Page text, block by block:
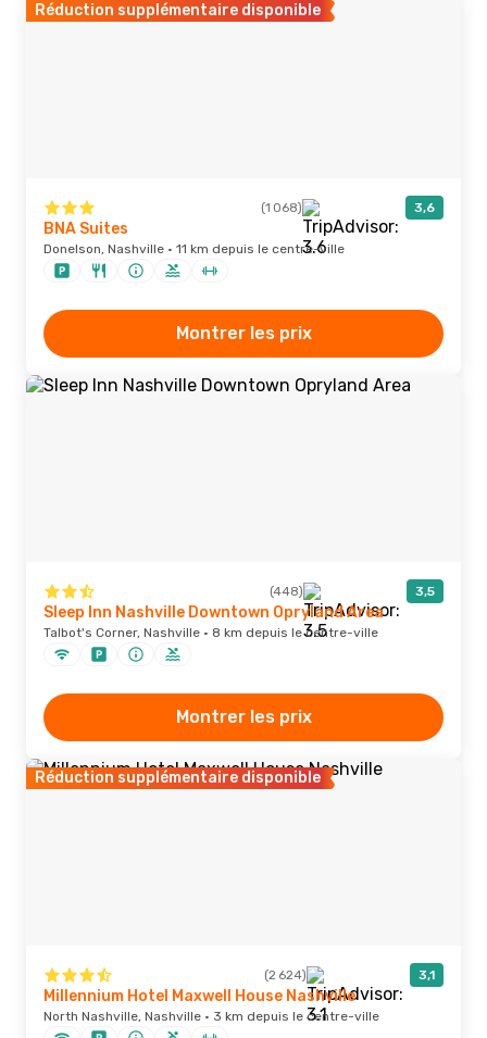
Réduction supplémentaire disponible
(1 068) 3,6
BNA Suites
Donelson, Nashville · 11 km depuis le centre-ville
Montrer les prix
(448) 3,5
Sleep Inn Nashville Downtown Opryland Area
Talbot's Corner, Nashville · 8 km depuis le centre-ville
Montrer les prix
Réduction supplémentaire disponible
(2 624) 3,1
Millennium Hotel Maxwell House Nashville
North Nashville, Nashville · 3 km depuis le centre-ville